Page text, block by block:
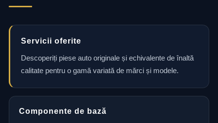
Servicii oferite
Descoperiți piese auto originale și echivalente de înaltă
calitate pentru o gamă variată de mărci și modele.
Componente de bază